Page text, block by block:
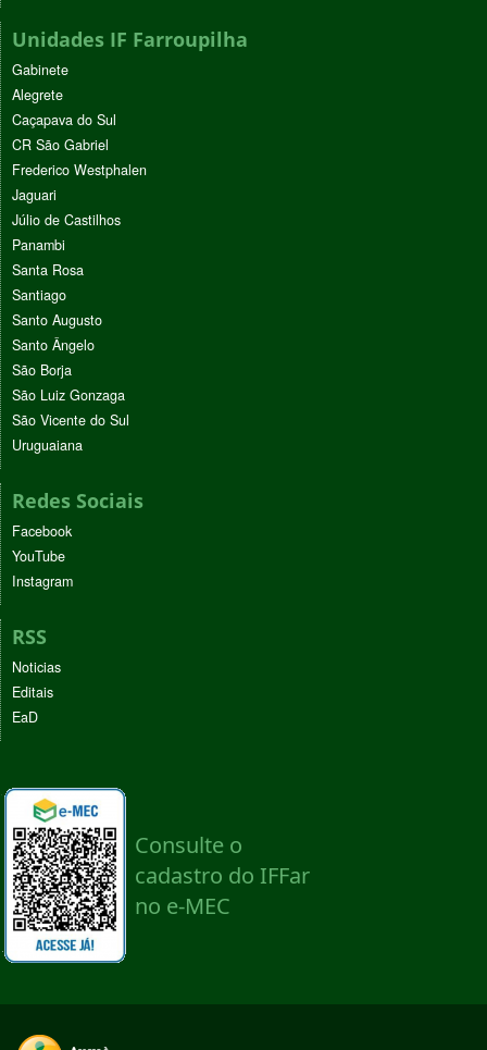
Unidades IF Farroupilha
Gabinete
Alegrete
Caçapava do Sul
CR São Gabriel
Frederico Westphalen
Jaguari
Júlio de Castilhos
Panambi
Santa Rosa
Santiago
Santo Augusto
Santo Ângelo
São Borja
São Luiz Gonzaga
São Vicente do Sul
Uruguaiana
Redes Sociais
Facebook
YouTube
Instagram
RSS
Noticias
Editais
EaD